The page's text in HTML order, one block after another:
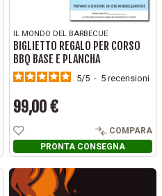
IL MONDO DEL BARBECUE
BIGLIETTO REGALO PER CORSO
BBQ BASE E PLANCHA
5/5 - 5 recensioni
Prezzo
99,00 €
COMPARA
PRONTA CONSEGNA